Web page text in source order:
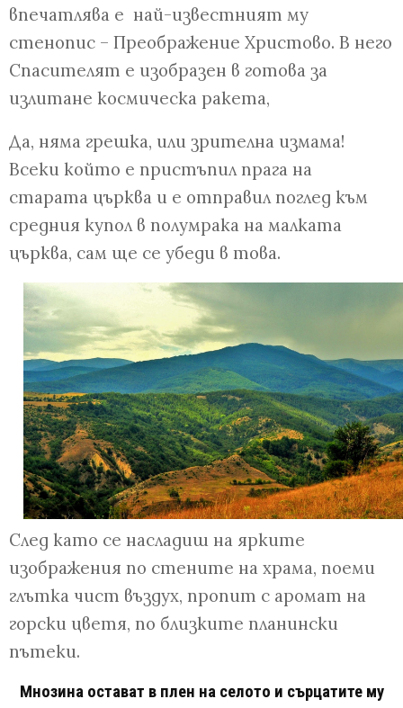
впечатлява е най-известният му
стенопис – Преображение Христово. В него
Спасителят е изобразен в готова за
излитане космическа ракета,
Да, няма грешка, или зрителна измама!
Всеки който е пристъпил прага на
старата църква и е отправил поглед към
средния купол в полумрака на малката
църква, сам ще се убеди в това.
След като се насладиш на ярките
изображения по стените на храма, поеми
глътка чист въздух, пропит с аромат на
горски цветя, по близките планински
пътеки.
Мнозина остават в плен на селото и сърцатите му